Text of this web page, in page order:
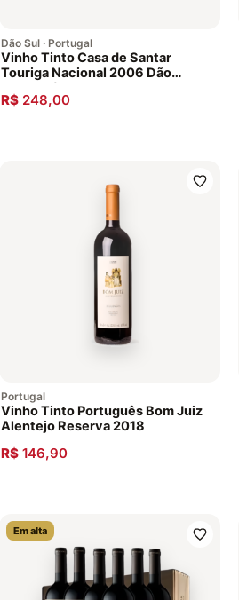
Dão Sul · Portugal
Vinho Tinto Casa de Santar
Touriga Nacional 2006 Dão
Português
R$248,00
Portugal
Vinho Tinto Português Bom Juiz
Alentejo Reserva 2018
R$146,90
Em alta